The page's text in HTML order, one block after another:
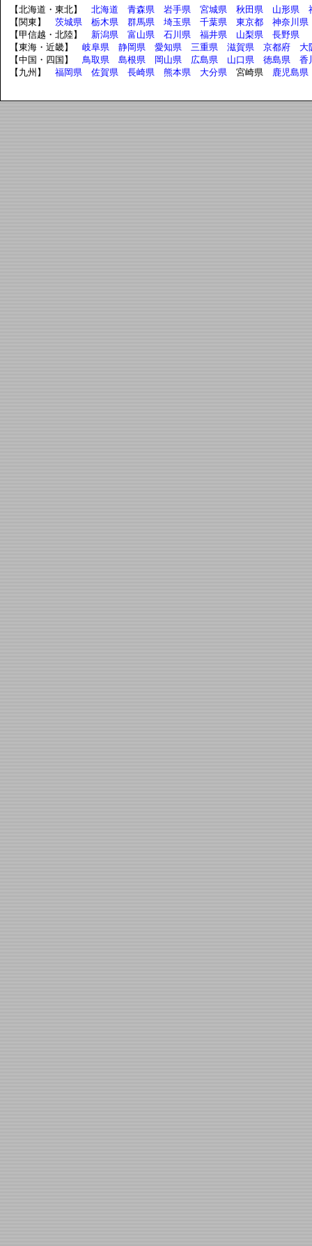
【北海道・東北】北海道 青森県 岩手県 宮城県 秋田県 山形県
【関東】茨城県 栃木県 群馬県 埼玉県 千葉県 東京都
神奈川県
【甲信越・北陸】 新潟県 富山県 石川県 福井県 山梨県
長野県
【東海・近畿】岐阜県 静岡県 愛知県 三重県 滋賀県 京都府
大
【中国・四国】鳥取県 島根県 岡山県 広島県 山口県 徳島県
香
【九州】福岡県 佐賀県 長崎県 熊本県 大分県 宮崎県 鹿児島県